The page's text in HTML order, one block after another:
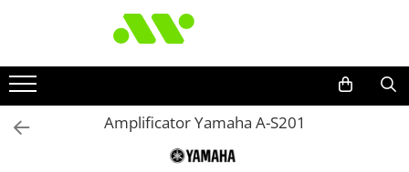
Amplificator Yamaha A-S201